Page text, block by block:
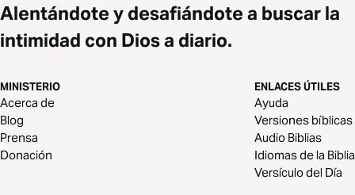
Alentándote y desafiándote a buscar la
intimidad con Dios a diario.
MINISTERIO
Acerca de
Blog
Prensa
Donación
ENLACES ÚTILES
Ayuda
Versiones bíblicas
Audio Biblias
Idiomas de la Biblia
Versículo del Día